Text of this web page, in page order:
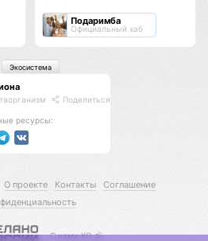
Подаримба
Официальный хаб
Поделиться
ресурсы:
Экосистема
О проекте Контакты
Соглашение
С нами КО 🕉️